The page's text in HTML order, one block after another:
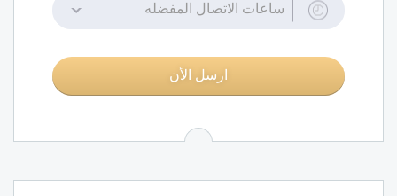
ساعات الاتصال المفضله
ارسل الأن